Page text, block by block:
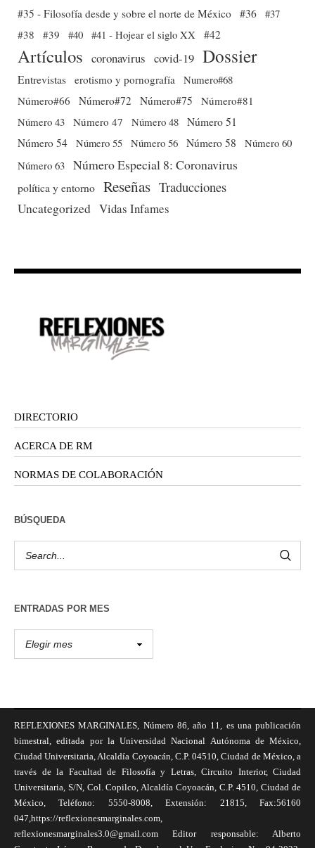
#35 - Filosofía desde y sobre el norte de México #36 #37
#38
#39 #40 #41 - Hojear el siglo XX #42
Artículos coronavirus covid-19 Dossier
Entrevistas erotismo y pornografía
Numero#68
Número#66
Número#72 Número#75
Número#81
Número 43 Número 47 Número 48 Número 51
Número 54 Número 55 Número 56 Número 58
Número 60
Número 63 Número Especial 8: Coronavirus
política y entorno Reseñas Traducciones
Uncategorized Vidas Infames
DIRECTORIO
ACERCA DE RM
NORMAS DE COLABORACIÓN
BÚSQUEDA
ENTRADAS POR MES
REFLEXIONES MARGINALES, Número 86, año 11, es una publicación
bimestral, editada por la Universidad Nacional Autónoma de México,
Ciudad Universitaria, Alcaldía Coyoacán, C.P. 04510, Ciudad de México, a
través de la Facultad de Filosofía y Letras, Circuito Interior, Ciudad
Universitaria, S/N, Col. Copilco, Alcaldía Coyoacán, C.P. 4510, Ciudad de
México, Teléfono: 5550-8008, Extensión: 21815, Fax:56160
047,https://reflexionesmarginales.com,
reflexionesmarginales3.0@gmail.com Editor responsable: Alberto